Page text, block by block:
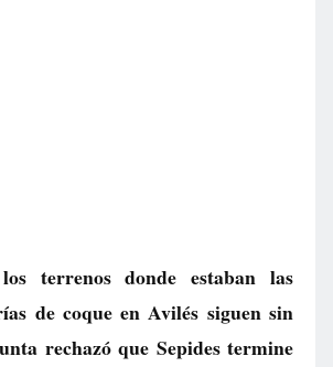
terrenos donde estaban las
de coque en Avilés siguen sin
rechazó que Sepides termine